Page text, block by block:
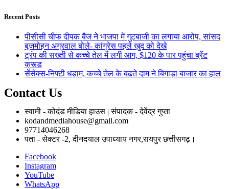
Recent Posts
पीसीसी चीफ दीपक बैज ने भाजपा में गुटबाजी का लगाया आरोप, सांसद
बृजमोहन अग्रवाल बोले- कांग्रेस पहले खुद को देखे
ट्रंप की सख्ती से कच्चे तेल में लगी आग, $120 के पार पहुंचा ब्रेंट
क्रूड
सेंसेक्स-निफ्टी धड़ाम, कच्चे तेल के बढ़ते दाम ने बिगाड़ा बाजार का हाल
Contact Us
स्वामी - कोदंड मीडिया हाउस | संपादक - देवेंद्र गुप्ता
kodandmediahouse@gmail.com
97714046268
पता - सेक्टर -2, दीनदयाल उपाध्याय नगर,रायपुर छत्तीसगढ़।
Facebook
Instagram
YouTube
WhatsApp